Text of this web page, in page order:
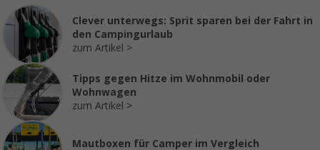
Clever unterwegs: Sprit sparen bei der Fahrt in
den Campingurlaub
zum Artikel
Tipps gegen Hitze im Wohnmobil oder
Wohnwagen
zum Artikel
Mautboxen für Camper im Vergleich